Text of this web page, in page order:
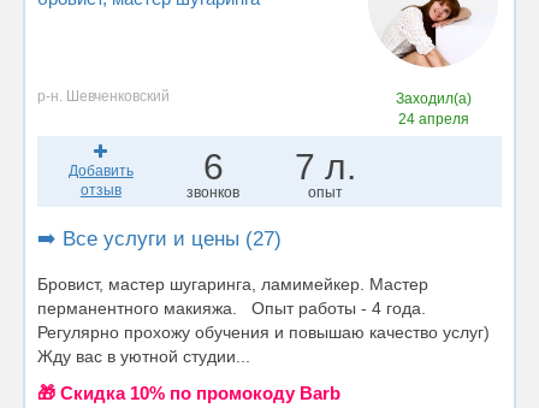
р-н. Шевченковский
Заходил(а)
24 апреля
Добавить
отзыв
6
звонков
7 л.
опыт
➡️ Все услуги и цены (27)
Бровист, мастер шугаринга, ламимейкер. Мастер
перманентного макияжа. Опыт работы - 4 года.
Регулярно прохожу обучения и повышаю качество услуг)
Жду вас в уютной студии...
🎁 Cкидка 10% по промокоду Barb